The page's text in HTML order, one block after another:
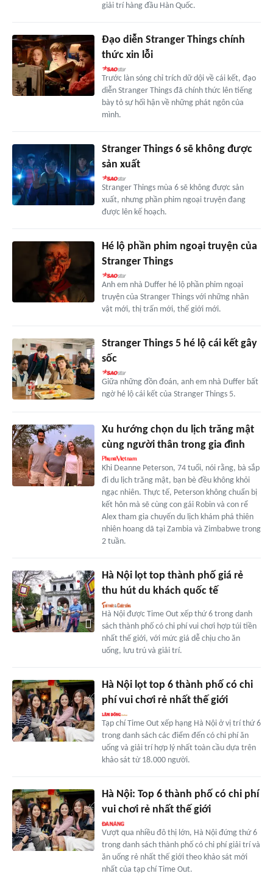
giải trí hàng đầu Hàn Quốc.
Đạo diễn Stranger Things chính
thức xin lỗi
Trước làn sóng chỉ trích dữ dội về cái kết, đạo
diễn Stranger Things đã chính thức lên tiếng
bày tỏ sự hối hận về những phát ngôn của
mình.
Stranger Things 6 sẽ không được
sản xuất
Stranger Things mùa 6 sẽ không được sản
xuất, nhưng phần phim ngoại truyện đang
được lên kế hoạch.
Hé lộ phần phim ngoại truyện của
Stranger Things
Anh em nhà Duffer hé lộ phần phim ngoại
truyện của Stranger Things với những nhân
vật mới, thị trấn mới, thế giới mới.
Stranger Things 5 hé lộ cái kết gây
sốc
Giữa những đồn đoán, anh em nhà Duffer bất
ngờ hé lộ cái kết của Stranger Things 5.
Xu hướng chọn du lịch trăng mật
cùng người thân trong gia đình
Khi Deanne Peterson, 74 tuổi, nói rằng, bà sắp
đi du lịch trăng mật, bạn bè đều không khỏi
ngạc nhiên. Thực tế, Peterson không chuẩn bị
kết hôn mà sẽ cùng con gái Robin và con rể
Alex tham gia chuyến du lịch khám phá thiên
nhiên hoang dã tại Zambia và Zimbabwe trong
2 tuần.
Hà Nội lọt top thành phố giá rẻ
thu hút du khách quốc tế
Hà Nội được Time Out xếp thứ 6 trong danh
sách thành phố có chi phí vui chơi hợp túi tiền
nhất thế giới, với mức giá dễ chịu cho ăn
uống, lưu trú và giải trí.
Hà Nội lọt top 6 thành phố có chi
phí vui chơi rẻ nhất thế giới
Tạp chí Time Out xếp hạng Hà Nội ở vị trí thứ 6
trong danh sách các điểm đến có chi phí ăn
uống và giải trí hợp lý nhất toàn cầu dựa trên
khảo sát từ 18.000 người.
Hà Nội: Top 6 thành phố có chi phí
vui chơi rẻ nhất thế giới
Vượt qua nhiều đô thị lớn, Hà Nội đứng thứ 6
trong danh sách thành phố có chi phí giải trí và
ăn uống rẻ nhất thế giới theo khảo sát mới
nhất của tạp chí Time Out.